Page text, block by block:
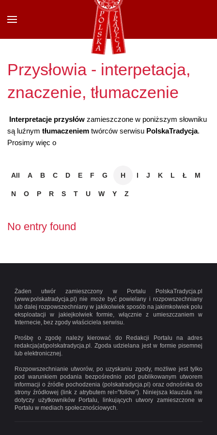
Przejdź do głównej treści
Przysłowia - interpetacja,
znaczenie, tłumaczenie
Interpretacje przysłów zamieszczone w poniższym słowniku
są luźnym tłumaczeniem twórców serwisu PolskaTradycja.
Prosimy więc o
All A B C D E F G H I J K L Ł M
N O P R S T U W Y Z
No entry found
Żaden utwór zamieszczony w Portalu PolskaTradycja.pl
(www.polskatradycja.pl) nie może być powielany i rozpowszechniany
lub dalej rozpowszechniany w jakikolwiek sposób na jakimkolwiek polu
eksploatacji w jakiejkolwiek formie, włącznie z umieszczaniem w
Internecie, bez zgody właściciela serwisu.
Prośbę o zgodę należy kierować do Redakcji Portalu na adres
redakcja(at)polskatradycja.pl. Zgoda udzielana jest w formie pisemnej
lub elektronicznej.
Rozpowszechnianie utworów, po uzyskaniu zgody, możliwe jest tylko
pod warunkiem podania bezpośrednio pod publikowanym utworem
informacji o źródle pochodzenia (polskatradycja.pl) oraz odnośnika do
strony źródłowej (link z atrybutem rel=”follow”). Niniejsza klauzula nie
dotyczy użytkowników Portalu, linkujących utwory zamieszczone w
Portalu w mediach społecznościowych.